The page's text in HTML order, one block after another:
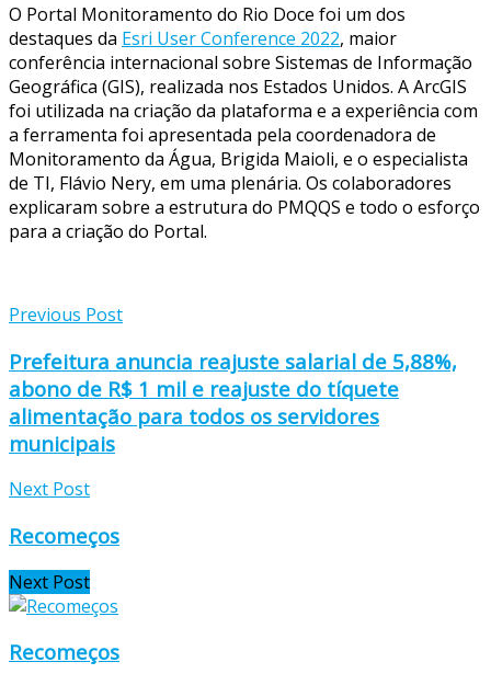
O Portal Monitoramento do Rio Doce foi um dos
destaques da Esri User Conference 2022, maior
conferência internacional sobre Sistemas de Informação
Geográfica (GIS), realizada nos Estados Unidos. A ArcGIS
foi utilizada na criação da plataforma e a experiência com
a ferramenta foi apresentada pela coordenadora de
Monitoramento da Água, Brigida Maioli, e o especialista
de TI, Flávio Nery, em uma plenária. Os colaboradores
explicaram sobre a estrutura do PMQQS e todo o esforço
para a criação do Portal.
Previous Post
Prefeitura anuncia reajuste salarial de 5,88%,
abono de R$ 1 mil e reajuste do tíquete
alimentação para todos os servidores
municipais
Next Post
Recomeços
Next Post
Recomeços